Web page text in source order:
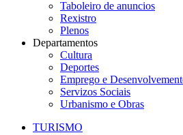
Taboleiro de anuncios
Rexistro
Plenos
Departamentos
Cultura
Deportes
Emprego e
Servizos Sociais
Urbanismo e Obras
TURISMO